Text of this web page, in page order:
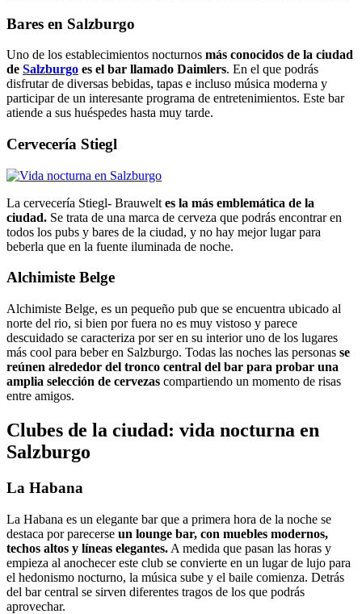
Bares en Salzburgo
Uno de los establecimientos nocturnos más conocidos de la ciudad
de Salzburgo es el bar llamado Daimlers. En el que podrás
disfrutar de diversas bebidas, tapas e incluso música moderna y
participar de un interesante programa de entretenimientos. Este bar
atiende a sus huéspedes hasta muy tarde.
Cervecería Stiegl
La cervecería Stiegl- Brauwelt es la más emblemática de la
ciudad. Se trata de una marca de cerveza que podrás encontrar en
todos los pubs y bares de la ciudad, y no hay mejor lugar para
beberla que en la fuente iluminada de noche.
Alchimiste Belge
Alchimiste Belge, es un pequeño pub que se encuentra ubicado al
norte del rio, si bien por fuera no es muy vistoso y parece
descuidado se caracteriza por ser en su interior uno de los lugares
más cool para beber en Salzburgo. Todas las noches las personas se
reúnen alrededor del tronco central del bar para probar una
amplia selección de cervezas compartiendo un momento de risas
entre amigos.
Clubes de la ciudad: vida nocturna en
Salzburgo
La Habana
La Habana es un elegante bar que a primera hora de la noche se
destaca por parecerse un lounge bar, con muebles modernos,
techos altos y líneas elegantes. A medida que pasan las horas y
empieza al anochecer este club se convierte en un lugar de lujo para
el hedonismo nocturno, la música sube y el baile comienza. Detrás
del bar central se sirven diferentes tragos de los que podrás
aprovechar.